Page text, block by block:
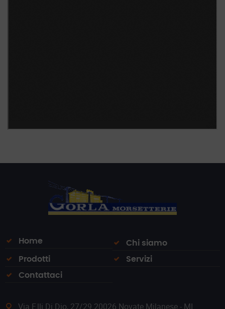
Home
Chi siamo
Prodotti
Servizi
Contattaci
Via F.lli Di Dio, 27/29 20026 Novate Milanese - MI